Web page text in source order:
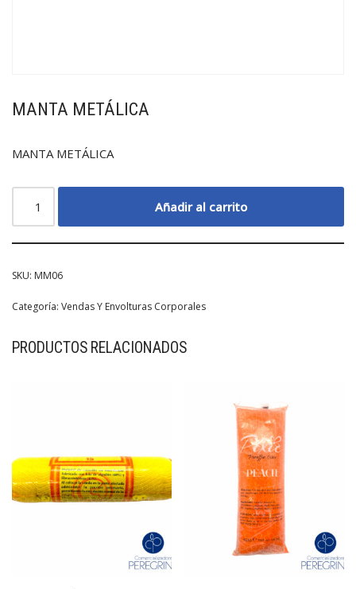
MANTA METÁLICA
MANTA METÁLICA
Añadir al carrito
SKU: MM06
Categoría: Vendas Y Envolturas Corporales
PRODUCTOS RELACIONADOS